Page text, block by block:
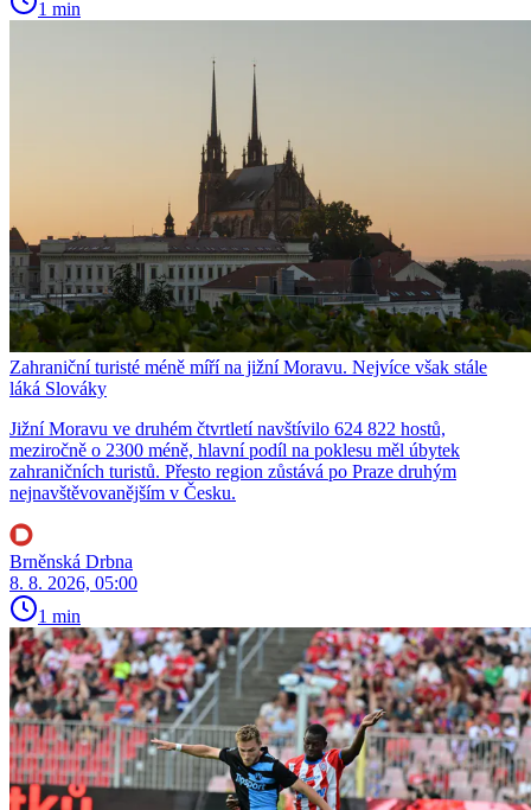
1 min
Zahraniční turisté méně míří na jižní Moravu. Nejvíce však stále
láká Slováky
Jižní Moravu ve druhém čtvrtletí navštívilo 624 822 hostů,
meziročně o 2300 méně, hlavní podíl na poklesu měl úbytek
zahraničních turistů. Přesto region zůstává po Praze druhým
nejnavštěvovanějším v Česku.
Brněnská Drbna
8. 8. 2026, 05:00
1 min